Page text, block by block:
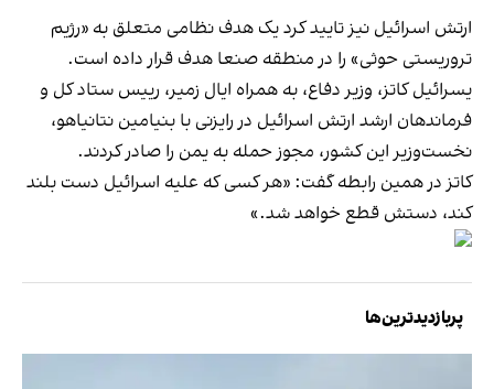
ارتش اسرائیل نیز تایید کرد یک هدف نظامی متعلق به «رژیم
تروریستی حوثی» را در منطقه صنعا هدف قرار داده است.
یسرائیل کاتز، وزیر دفاع، به همراه ایال زمیر، رییس ستاد کل و
فرماندهان ارشد ارتش اسرائیل در رایزنی با بنیامین نتانیاهو،
نخست‌وزیر این کشور، مجوز حمله به یمن را صادر کردند.
کاتز در همین رابطه گفت: «هر کسی که علیه اسرائیل دست بلند
کند، دستش قطع خواهد شد.»
پربازدیدترین‌ها